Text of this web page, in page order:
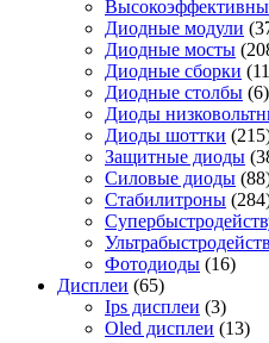
Диодные модули
Диодные мосты
Диодные сборки
Диодные столбы (6)
Диоды
Диоды шоттки
Защитные диоды
Силовые диоды
Стабилитроны
Фотодиоды (16)
Дисплеи (65)
Ips дисплеи (3)
Oled дисплеи (13)